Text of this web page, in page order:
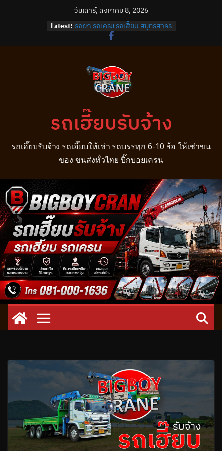
วันเสาร์, สิงหาคม 8, 2026
Latest: รถยก รถเครน รถเฮี๊ยบ สมุทรสาคร
รถยก รถเครน รถเฮี๊ยบ บางปลา
รถยก รถเครน รถเฮี๊ยบ บางนา
รถเฮี๊ยบรับจ้าง
รถเฮี๊ยบรับจ้าง รถเฮี๊ยบให้เช่า รถบรรทุก 6-10 ล้อ ให้เช่าขน
ของ ขนส่งทั่วไทย บิ๊กบอยเครน